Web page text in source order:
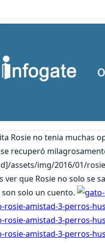
Rosie no tenia muchas
recuperó
assets/img/2016/01/
ver que Rosie no solo se
son solo un cuento.